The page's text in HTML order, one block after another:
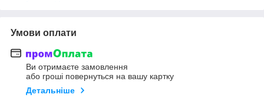
Умови оплати
Ви отримаєте замовлення
або гроші повернуться на вашу картку
Детальніше